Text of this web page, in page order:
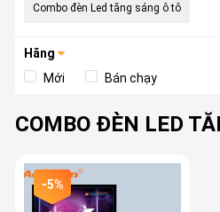
Combo đèn Led tăng sáng ô tô
Hãng
Mới
Bán chạy
COMBO ĐÈN LED
-5%